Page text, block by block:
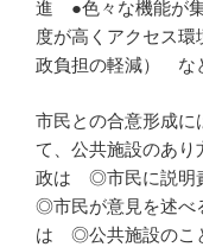
進 ●色々な機能が
度が高くアクセス
政負担の軽減） な
市民との合意形成に
て、公共施設のあり
政は ◎市民に説明
◎市民が意見を述べ
は ◎公共施設のこ